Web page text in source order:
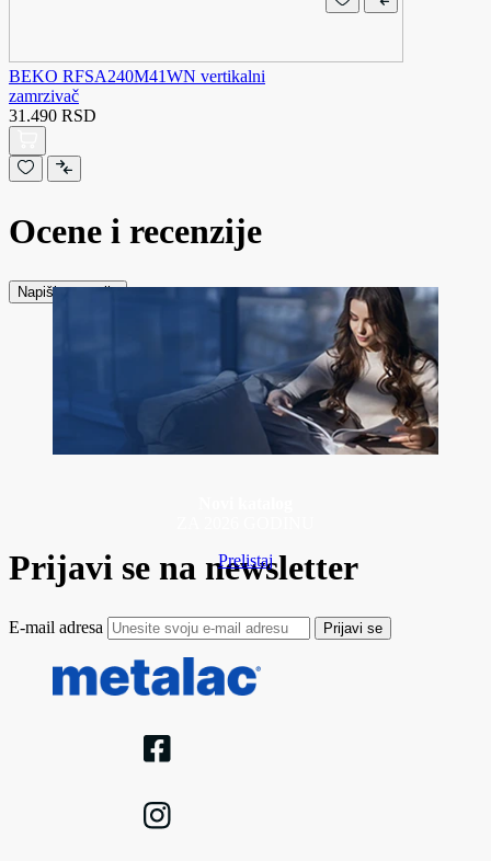
BEKO RFSA240M41WN vertikalni
zamrzivač
31.490 RSD
Ocene i recenzije
Napiši recenziju
Prelistaj
Prijavi se na newsletter
E-mail adresa Prijavi se